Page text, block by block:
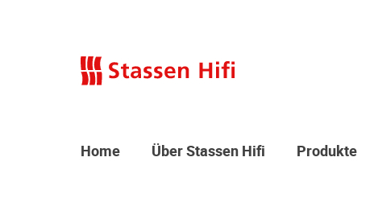
Home Über Stassen Hifi Produkte